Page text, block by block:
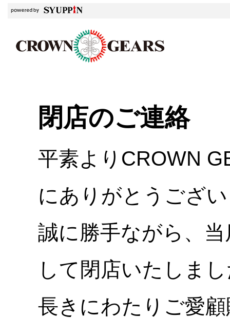
閉店のご連絡
平素よりCROWN
にありがとうござ
誠に勝手ながら、
して閉店いたしま
長きにわたりご愛